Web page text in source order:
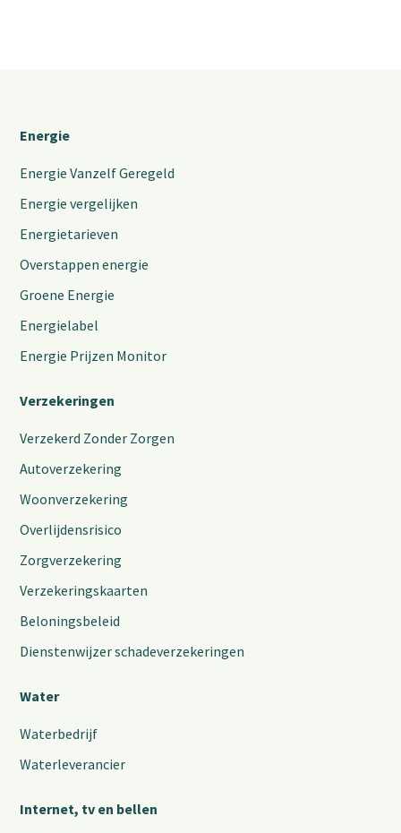
Energie
Energie Vanzelf Geregeld
Energie vergelijken
Energietarieven
Overstappen energie
Groene Energie
Energielabel
Energie Prijzen Monitor
Verzekeringen
Verzekerd Zonder Zorgen
Autoverzekering
Woonverzekering
Overlijdensrisico
Zorgverzekering
Verzekeringskaarten
Beloningsbeleid
Dienstenwijzer schadeverzekeringen
Water
Waterbedrijf
Waterleverancier
Internet, tv en bellen